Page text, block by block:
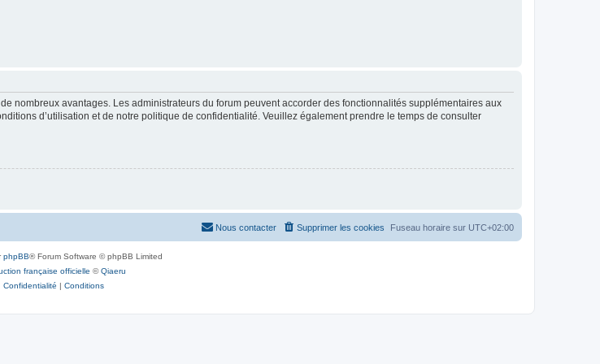
nombreux avantages. Les administrateurs du forum peuvent accorder des fonctionnalités supplémentaires aux
d’utilisation et de notre politique de confidentialité. Veuillez également prendre le temps de consulter
Fuseau horaire sur UTC+02:00
Supprimer les cookies
Nous contacter
phpBB® Forum Software © phpBB Limited
française officielle ©Qiaeru
Confidentialité | Conditions